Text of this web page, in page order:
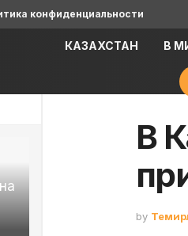
конфиденциальности
КАЗАХСТАН В
В
by